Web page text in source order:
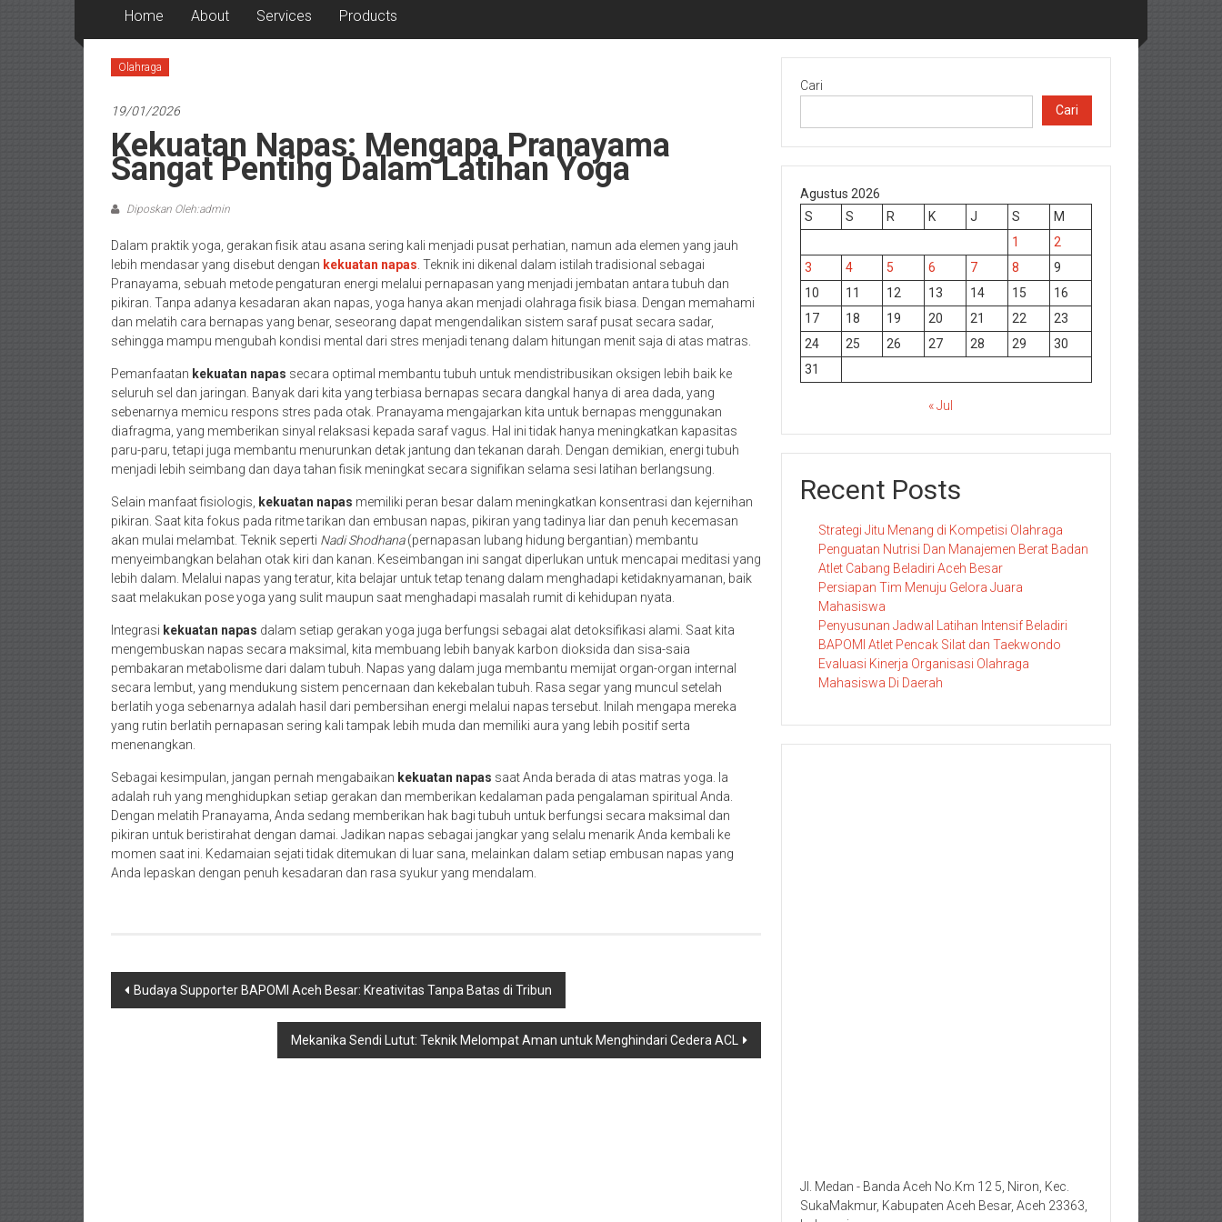
Home About Services Products
Olahraga
19/01/2026
Kekuatan Napas: Mengapa Pranayama
Sangat Penting Dalam Latihan Yoga
Diposkan Oleh:admin
Dalam praktik yoga, gerakan fisik atau asana sering kali menjadi pusat perhatian, namun ada elemen yang jauh
lebih mendasar yang disebut dengan kekuatan napas . Teknik ini dikenal dalam istilah tradisional sebagai
Pranayama, sebuah metode pengaturan energi melalui pernapasan yang menjadi jembatan antara tubuh dan
pikiran. Tanpa adanya kesadaran akan napas, yoga hanya akan menjadi olahraga fisik biasa. Dengan memahami
dan melatih cara bernapas yang benar, seseorang dapat mengendalikan sistem saraf pusat secara sadar,
sehingga mampu mengubah kondisi mental dari stres menjadi tenang dalam hitungan menit saja di atas matras.
Pemanfaatan kekuatan napas secara optimal membantu tubuh untuk mendistribusikan oksigen lebih baik ke
seluruh sel dan jaringan. Banyak dari kita yang terbiasa bernapas secara dangkal hanya di area dada, yang
sebenarnya memicu respons stres pada otak. Pranayama mengajarkan kita untuk bernapas menggunakan
diafragma, yang memberikan sinyal relaksasi kepada saraf vagus. Hal ini tidak hanya meningkatkan kapasitas
paru-paru, tetapi juga membantu menurunkan detak jantung dan tekanan darah. Dengan demikian, energi tubuh
menjadi lebih seimbang dan daya tahan fisik meningkat secara signifikan selama sesi latihan berlangsung.
Selain manfaat fisiologis, kekuatan napas memiliki peran besar dalam meningkatkan konsentrasi dan kejernihan
pikiran. Saat kita fokus pada ritme tarikan dan embusan napas, pikiran yang tadinya liar dan penuh kecemasan
akan mulai melambat. Teknik seperti Nadi Shodhana(pernapasan lubang hidung bergantian) membantu
menyeimbangkan belahan otak kiri dan kanan. Keseimbangan ini sangat diperlukan untuk mencapai meditasi yang
lebih dalam. Melalui napas yang teratur, kita belajar untuk tetap tenang dalam menghadapi ketidaknyamanan, baik
saat melakukan pose yoga yang sulit maupun saat menghadapi masalah rumit di kehidupan nyata.
Integrasi kekuatan napas dalam setiap gerakan yoga juga berfungsi sebagai alat detoksifikasi alami. Saat kita
mengembuskan napas secara maksimal, kita membuang lebih banyak karbon dioksida dan sisa-saia
pembakaran metabolisme dari dalam tubuh. Napas yang dalam juga membantu memijat organ-organ internal
secara lembut, yang mendukung sistem pencernaan dan kekebalan tubuh. Rasa segar yang muncul setelah
berlatih yoga sebenarnya adalah hasil dari pembersihan energi melalui napas tersebut. Inilah mengapa mereka
yang rutin berlatih pernapasan sering kali tampak lebih muda dan memiliki aura yang lebih positif serta
menenangkan.
Sebagai kesimpulan, jangan pernah mengabaikan kekuatan napas saat Anda berada di atas matras yoga. Ia
adalah ruh yang menghidupkan setiap gerakan dan memberikan kedalaman pada pengalaman spiritual Anda.
Dengan melatih Pranayama, Anda sedang memberikan hak bagi tubuh untuk berfungsi secara maksimal dan
pikiran untuk beristirahat dengan damai. Jadikan napas sebagai jangkar yang selalu menarik Anda kembali ke
momen saat ini. Kedamaian sejati tidak ditemukan di luar sana, melainkan dalam setiap embusan napas yang
Anda lepaskan dengan penuh kesadaran dan rasa syukur yang mendalam.
Navigasi
Budaya Supporter BAPOMI Aceh Besar: Kreativitas Tanpa Batas di Tribun
Mekanika Sendi Lutut: Teknik Melompat Aman untuk Menghindari Cedera ACL
Cari
Cari
Agustus 2026
S
S R K J S
M
1
2
3
4 5 6 7 8
9
10
11 12 13 14 15
16
17
18 19 20 21 22
23
24
25 26 27 28 29
30
31
« Jul
Recent Posts
Strategi Jitu Menang di Kompetisi Olahraga
Penguatan Nutrisi Dan Manajemen Berat Badan
Atlet Cabang Beladiri Aceh Besar
Persiapan Tim Menuju Gelora Juara
Mahasiswa
Penyusunan Jadwal Latihan Intensif Beladiri
BAPOMI Atlet Pencak Silat dan Taekwondo
Evaluasi Kinerja Organisasi Olahraga
Mahasiswa Di Daerah
Jl. Medan - Banda Aceh No.Km 12 5, Niron, Kec.
SukaMakmur, Kabupaten Aceh Besar, Aceh 23363,